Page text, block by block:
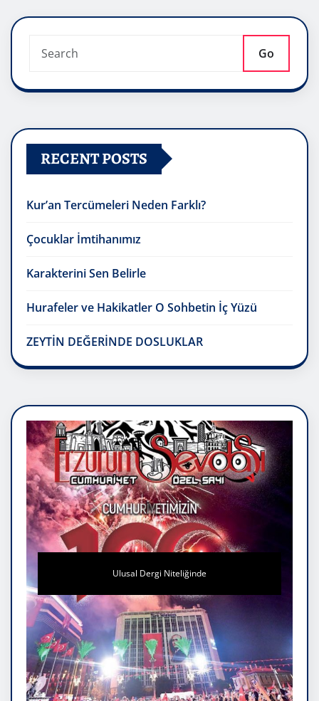
Go
RECENT POSTS
Kur’an Tercümeleri Neden Farklı?
Çocuklar İmtihanımız
Karakterini Sen Belirle
Hurafeler ve Hakikatler O Sohbetin İç Yüzü
ZEYTİN DEĞERİNDE DOSLUKLAR
Ulusal Dergi Niteliğinde